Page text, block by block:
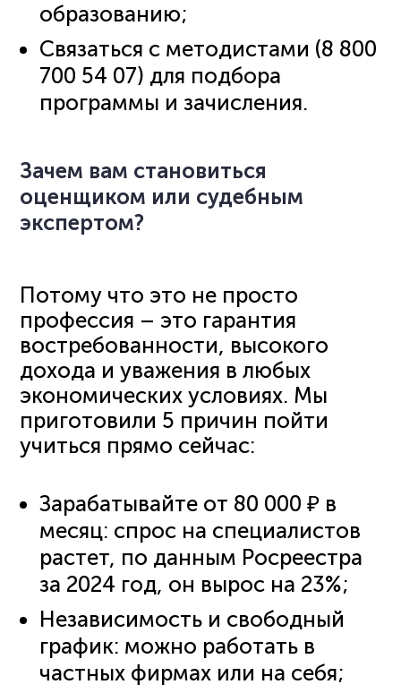
образованию;
Связаться с методистами (8 800
700 54 07) для подбора
программы и зачисления.
Зачем вам становиться
оценщиком или судебным
экспертом?
Потому что это не просто
профессия – это гарантия
востребованности, высокого
дохода и уважения в любых
экономических условиях. Мы
приготовили 5 причин пойти
учиться прямо сейчас:
Зарабатывайте от 80 000 ₽ в
месяц: спрос на специалистов
растет, по данным Росреестра
за 2024 год, он вырос на 23%;
Независимость и свободный
график: можно работать в
частных фирмах или на себя;